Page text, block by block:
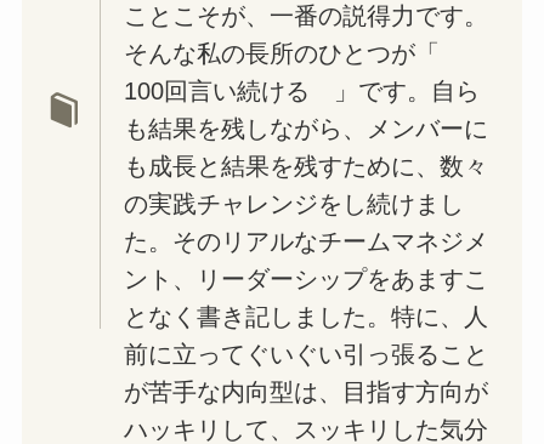
ことこそが、一番の説得力です。
そんな私の長所のひとつが「
100回言い続ける 」です。自ら
も結果を残しながら、メンバーに
も成長と結果を残すために、数々
の実践チャレンジをし続けまし
た。そのリアルなチームマネジメ
ント、リーダーシップをあますこ
となく書き記しました。特に、人
前に立ってぐいぐい引っ張ること
が苦手な内向型は、目指す方向が
ハッキリして、スッキリした気分